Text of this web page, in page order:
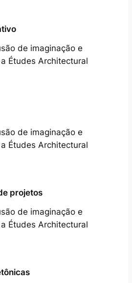
de imaginação e
Études Architectural
de imaginação e
Études Architectural
projetos
de imaginação e
Études Architectural